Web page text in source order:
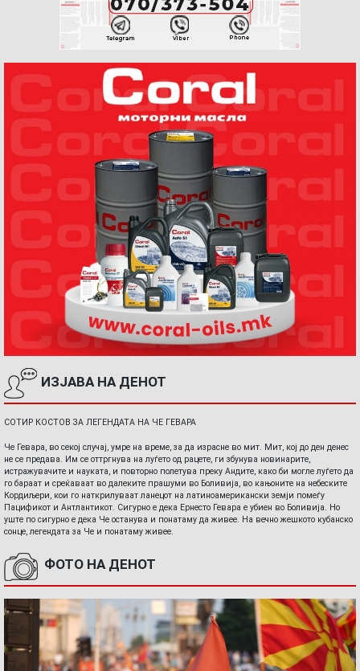
ИЗЈАВА НА ДЕНОТ
СОТИР КОСТОВ ЗА ЛЕГЕНДАТА НА ЧЕ ГЕВАРА
Че Гевара, во секој случај, умре на време, за да израсне во мит. Мит, кој до ден денес
не се предава. Им се оттргнува на луѓето од рацете, ги збунува новинарите,
истражувачите и науката, и повторно полетува преку Андите, како би могле луѓето да
го бараат и среќаваат во далеките прашуми во Боливија, во кањоните на небеските
Кордиљери, кои го наткрилуваат ланецот на латиноамерикански земји помеѓу
Пацификот и Антлантикот. Сигурно е дека Ернесто Гевара е убиен во Боливија. Но
уште по сигурно е дека Че останува и понатаму да живее. На вечно жешкото кубанско
сонце, легендата за Че и понатаму живее.
ФОТО НА ДЕНОТ